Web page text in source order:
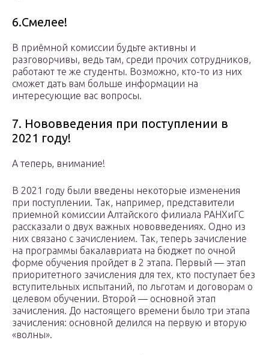
6.Смелее!
В приёмной комиссии будьте активны и
разговорчивы, ведь там, среди прочих сотрудников,
работают те же студенты. Возможно, кто-то из них
сможет дать вам больше информации на
интересующие вас вопросы.
7. Нововведения при поступлении в
2021 году!
А теперь, внимание!
В 2021 году были введены некоторые изменения
при поступлении. Так, например, представители
приемной комиссии Алтайского филиала РАНХиГС
рассказали о двух важных нововведениях. Одно из
них связано с зачислением. Так, теперь зачисление
на программы бакалавриата на бюджет по очной
форме обучения пройдет в 2 этапа. Первый — этап
приоритетного зачисления для тех, кто поступает без
вступительных испытаний, по льготам и договорам о
целевом обучении. Второй — основной этап
зачисления. До настоящего времени было три этапа
зачисления: основной делился на первую и вторую
«волны».